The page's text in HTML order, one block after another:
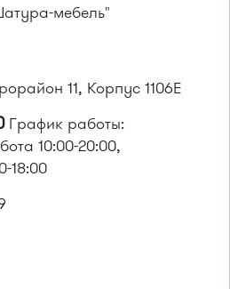
мебель"
11, Корпус 1106Е
График работы:
10:00-20:00,
18:00